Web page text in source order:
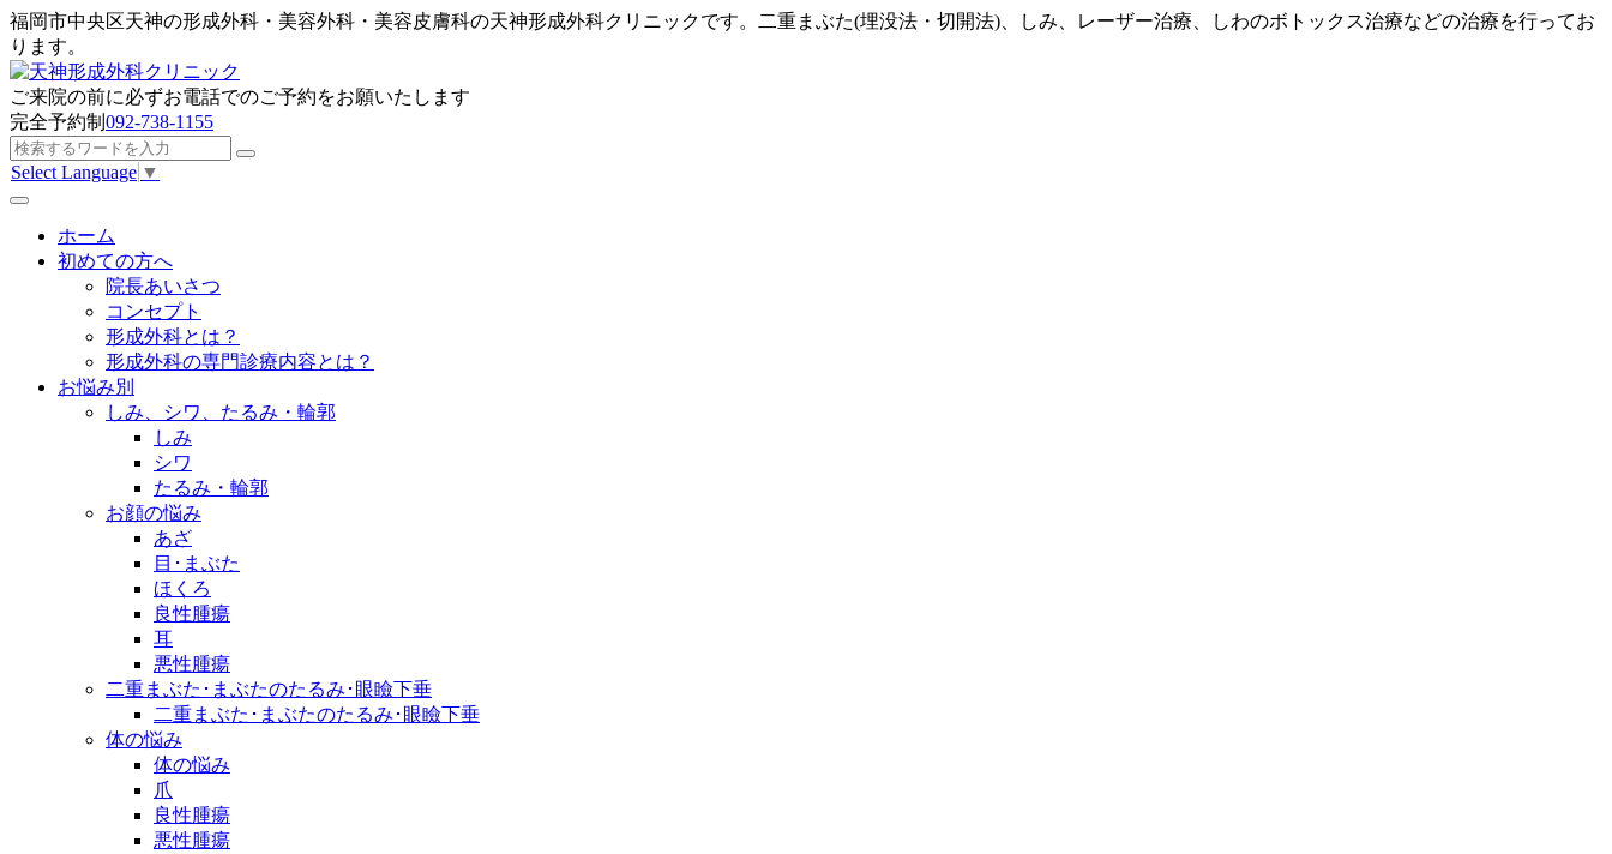
福岡市中央区天神の形成外科・美容外科・美容皮膚科の天神形成外科クリニックです。二重まぶた(埋没法・切開法)、しみ、レーザー治療、しわのボトックス治療などの治療を行ってお
ります。
ご来院の前に必ずお電話でのご予約をお願いたします
完全予約制 092-738-1155
Select Language ▼
ホーム
初めての方へ
院長あいさつ
コンセプト
形成外科とは？
形成外科の専門診療内容とは？
お悩み別
しみ、シワ、たるみ・輪郭
しみ
シワ
たるみ・輪郭
お顔の悩み
あざ
目･まぶた
ほくろ
良性腫瘍
耳
悪性腫瘍
二重まぶた･まぶたのたるみ･眼瞼下垂
二重まぶた･まぶたのたるみ･眼瞼下垂
体の悩み
体の悩み
爪
良性腫瘍
悪性腫瘍